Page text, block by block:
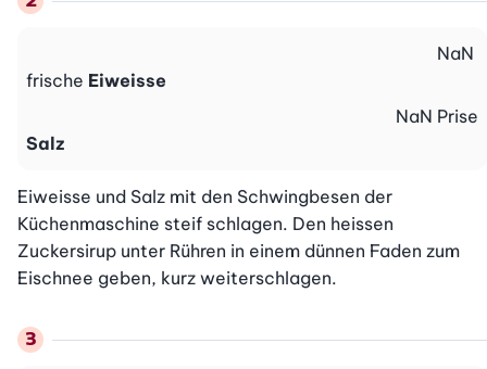
frische Eiweisse
NaN
Salz
NaN Prise
Eiweisse und Salz mit den Schwingbesen der
Küchenmaschine steif schlagen. Den heissen
Zuckersirup unter Rühren in einem dünnen Faden zum
Eischnee geben, kurz weiterschlagen.